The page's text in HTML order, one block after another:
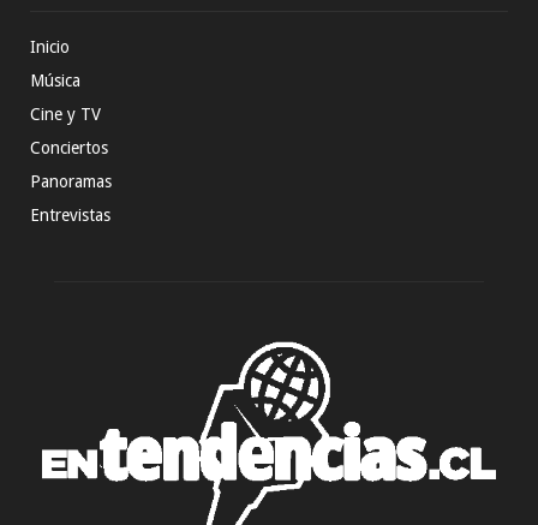
Inicio
Música
Cine y TV
Conciertos
Panoramas
Entrevistas